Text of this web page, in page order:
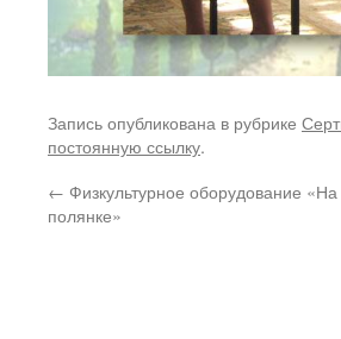
Запись опубликована в рубрике
постоянную ссылку.
← Физкультурное оборудование
полянке»